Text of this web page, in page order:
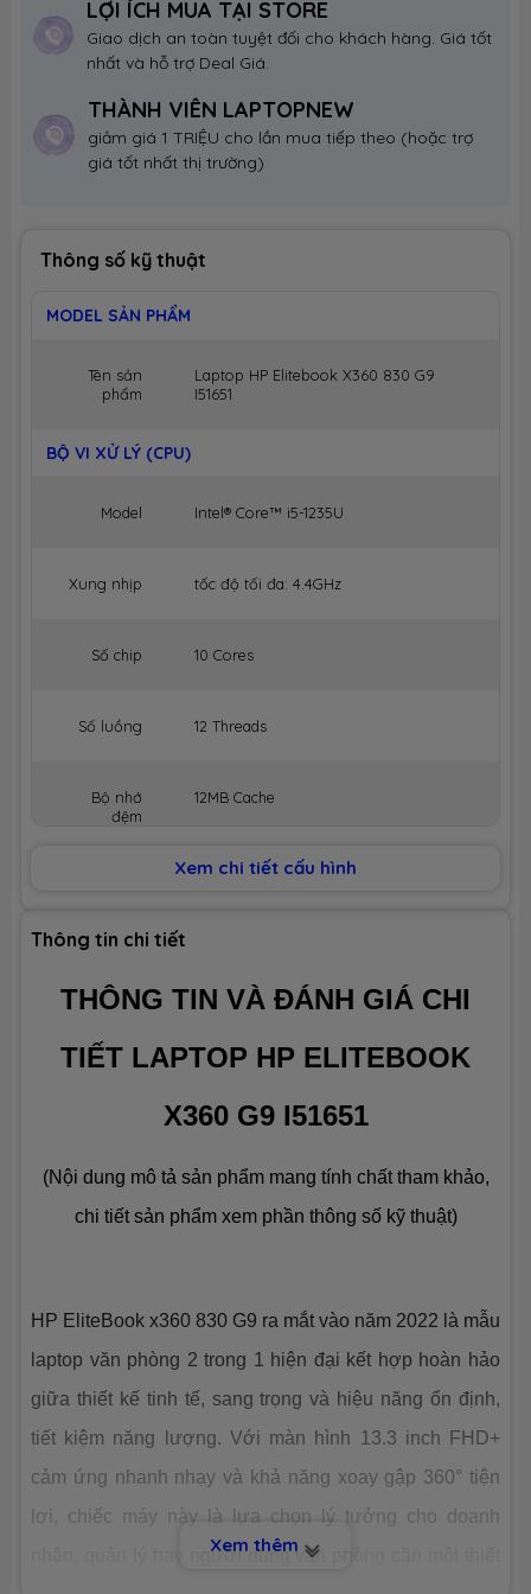
LỢI ÍCH MUA TẠI STORE
Giao dịch an toàn tuyệt đối cho khách hàng. Giá tốt
nhất và hỗ trợ Deal Giá.
THÀNH VIÊN LAPTOPNEW
giảm giá 1 TRIỆU cho lần mua tiếp theo (hoặc trợ
giá tốt nhất thị trường)
Thông số kỹ thuật
MODEL SẢN PHẨM
Tên sản
phẩm
Laptop HP Elitebook X360 830 G9
I51651
BỘ VI XỬ LÝ (CPU)
Model Intel® Core™ i5-1235U
Xung nhịp tốc độ tối đa: 4.4GHz
Số chip 10 Cores
Số luồng 12 Threads
Bộ nhớ
đệm
12MB Cache
BỘ NHỚ MÁY (RAM)
Dung lượng
Công nghệ LPDDR4x 3200MHz
CHIP XỬ LÝ ĐỒ HOẠ (VGA)
hợp
None
Xem chi tiết cấu hình
Thông tin chi tiết
THÔNG TIN VÀ ĐÁNH GIÁ CHI
TIẾT LAPTOP HP ELITEBOOK
X360 G9 I51651
(Nội dung mô tả sản phẩm mang tính chất tham khảo,
chi tiết sản phẩm xem phần thông số kỹ thuật)
HP EliteBook x360 830 G9 ra mắt vào năm 2022 là mẫu
laptop văn phòng 2 trong 1 hiện đại kết hợp hoàn hảo
giữa thiết kế tinh tế, sang trọng và hiệu năng ổn định,
tiết kiệm năng lượng. Với màn hình 13.3 inch FHD+
cảm ứng nhanh nhạy và khả năng xoay gập 360° tiện
lợi, chiếc máy này là lựa chọn lý tưởng cho doanh
nhân, quản lý hay người dùng văn phòng cần một thiết
Xem thêm